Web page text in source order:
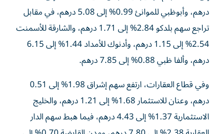
درهم، وأبوظبي للموانئ 0.99% إلى 5.08 درهم، في مقابل
تراجع سهم بلدكو 2.84% إلى 1.71 درهم، والشارقة للأسمنت
2.54% إلى 1.15 درهم، وأدنوك للأمداد 1.44% إلى 6.15
درهم، وألفا ظبي 0.88% إلى 7.85 درهم.
وفي قطاع العقارات، ارتفع سهم إشراق 1.98% إلى 0.51
درهم، وعنان للاستثمار 1.68% إلى 1.21 درهم، والخليج
الاستثمارية 1.37% إلى 4.43 درهم، فيما هبط سهم الدار